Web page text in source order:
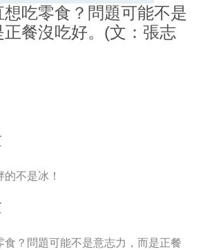
吃零食？問題可能不是
餐沒吃好。(文：張志
不是冰！
食？問題可能不是意志力，而是正餐